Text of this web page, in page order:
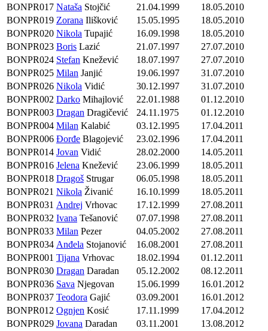
BONPR017 Nataša Stojčić 21.04.1999
18.05.2010
BONPR019 Zorana Ilišković 15.05.1995
18.05.2010
BONPR020 Nikola Tupajić 16.09.1998
18.05.2010
BONPR023 Boris Lazić 21.07.1997
27.07.2010
BONPR024 Stefan Knežević 18.07.1997
27.07.2010
BONPR025 Milan Janjić 19.06.1997
31.07.2010
BONPR026 Nikola Vidić 30.12.1997
31.07.2010
BONPR002 Darko Mihajlović 22.01.1988
01.12.2010
BONPR003 Dragan Dragičević 24.11.1975
01.12.2010
BONPR004 Milan Kalabić 03.12.1995
17.04.2011
BONPR006 Đorđe Blagojević 23.02.1996
17.04.2011
BONPR014 Jovan Vidić 28.02.2000
14.05.2011
BONPR016 Jelena Knežević 23.06.1999
18.05.2011
BONPR018 Dragoš Strugar 06.05.1998
18.05.2011
BONPR021 Nikola Živanić 16.10.1999
18.05.2011
BONPR031 Andrej Vrhovac 17.12.1999
27.08.2011
BONPR032 Ivana Tešanović 07.07.1998
27.08.2011
BONPR033 Milan Pezer 04.05.2002
27.08.2011
BONPR034 Anđela Stojanović 16.08.2001
27.08.2011
BONPR001 Tijana Vrhovac 18.02.1994
01.12.2011
BONPR030 Dragan Daradan 05.12.2002
08.12.2011
BONPR036 Sava Njegovan 15.06.1999
16.01.2012
BONPR037 Teodora Gajić 03.09.2001
16.01.2012
BONPR012 Ognjen Kosić 17.11.1999
17.04.2012
BONPR029 Jovana Daradan 03.11.2001
13.08.2012